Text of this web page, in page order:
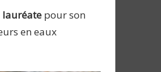
lauréatepour son
en eaux